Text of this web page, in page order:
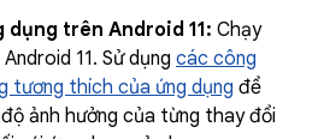
dụng trên Android 11: Chạy
11. Sử dụng các công
tương thích của ứng dụng để
ảnh hưởng của từng thay đổi